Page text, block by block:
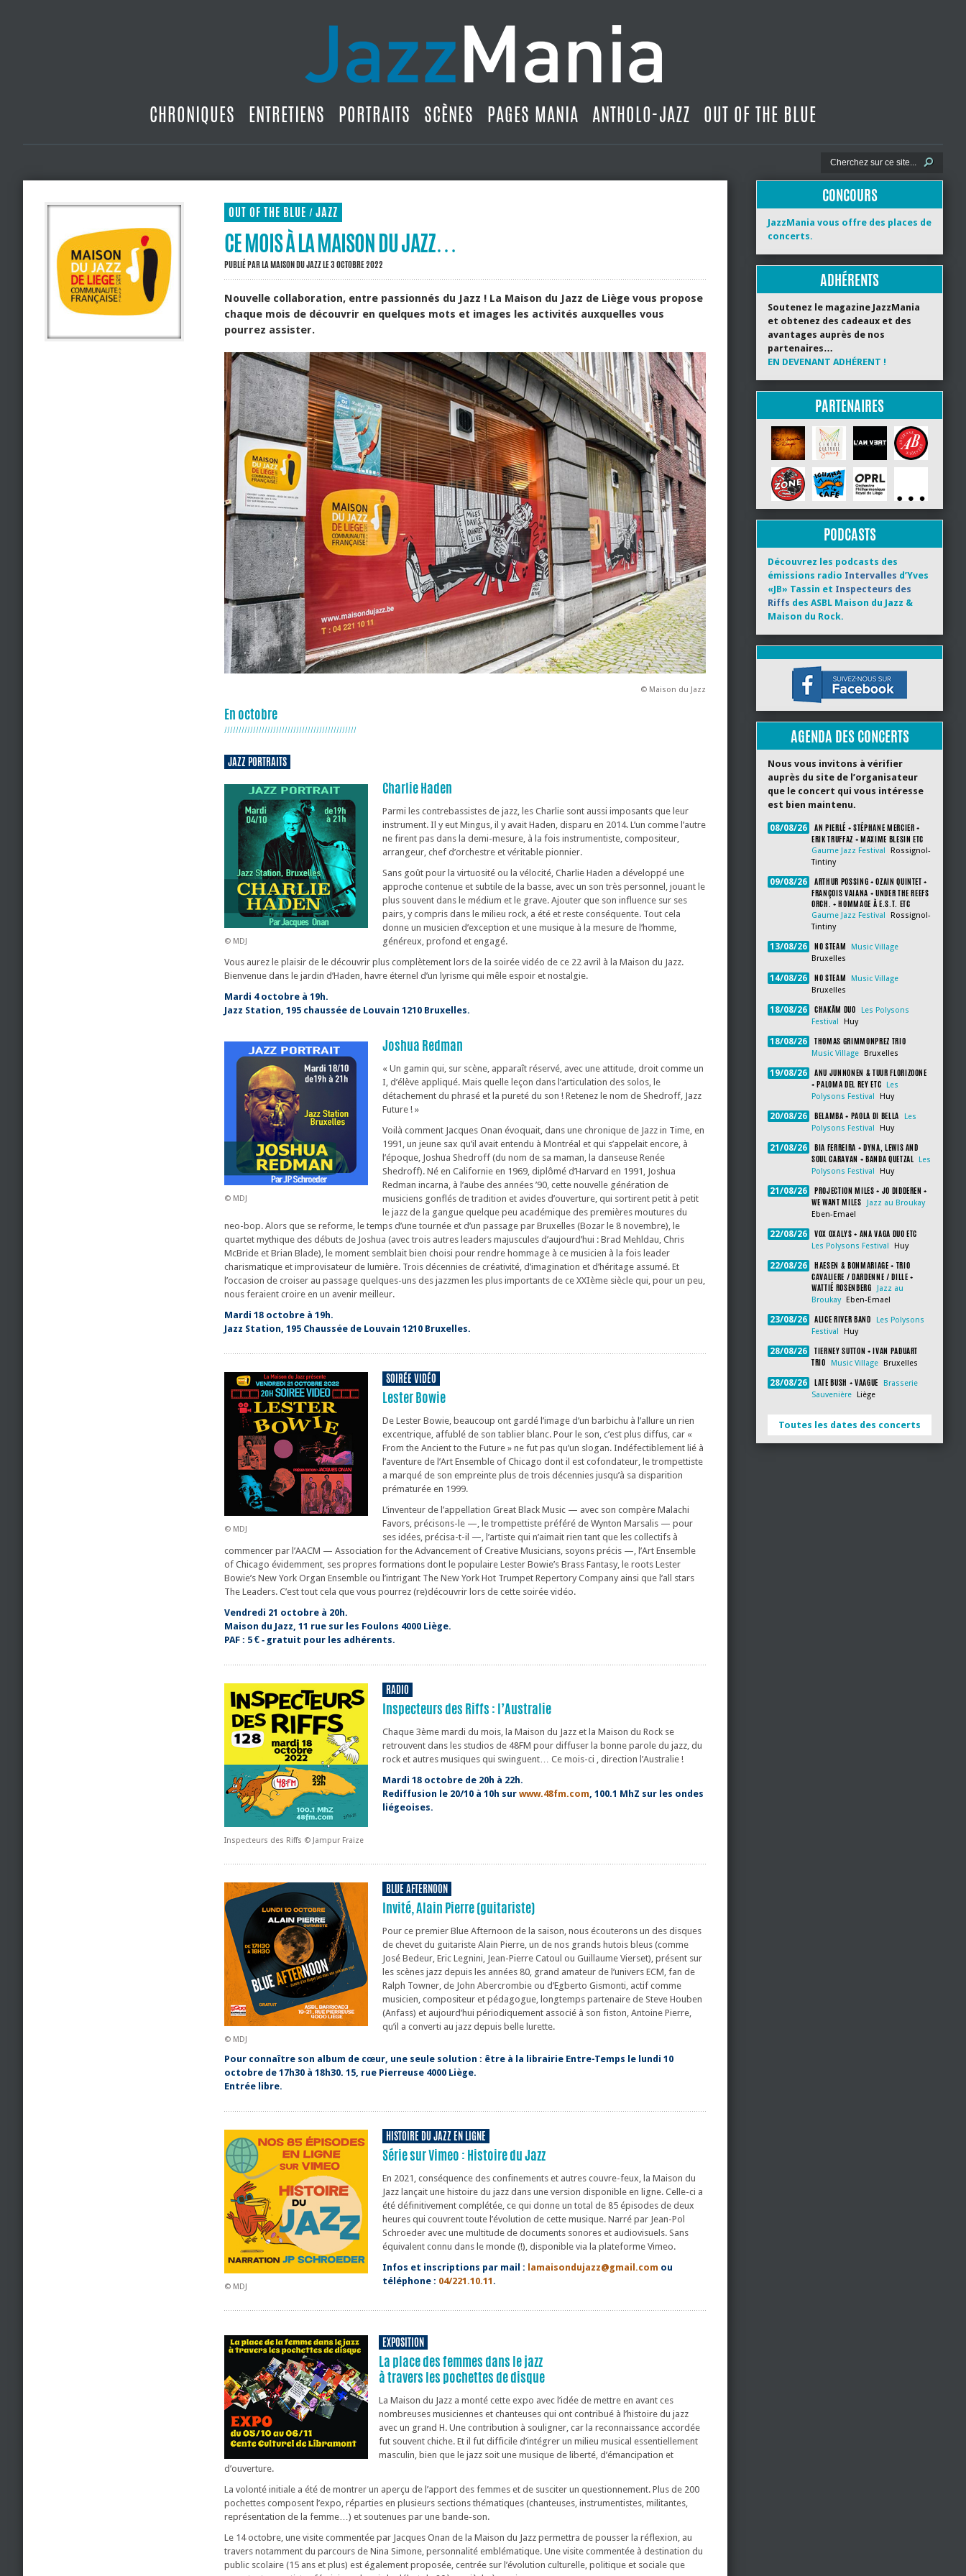
CHRONIQUES ENTRETIENS PORTRAITS SCÈNES PAGES MANIA ANTHOLO-JAZZ OUT OF THE BLUE
OUT OF THE BLUE / JAZZ
CE MOIS À LA MAISON DU JAZZ…
PUBLIÉ PARLA MAISON DU JAZZLE 3 OCTOBRE 2022
Nouvelle collaboration, entre passionnés du Jazz ! La Maison du Jazz de Liège vous propose
chaque mois de découvrir en quelques mots et images les activités auxquelles vous
pourrez assister.
© Maison du Jazz
En octobre
//////////////////////////////////////////////
JAZZ PORTRAITS
© MDJ
Charlie Haden
Parmi les contrebassistes de jazz, les Charlie sont aussi imposants que leur
instrument. Il y eut Mingus, il y avait Haden, disparu en 2014. L’un comme l’autre
ne firent pas dans la demi-mesure, à la fois instrumentiste, compositeur,
arrangeur, chef d’orchestre et véritable pionnier.
Sans goût pour la virtuosité ou la vélocité, Charlie Haden a développé une
approche contenue et subtile de la basse, avec un son très personnel, jouant le
plus souvent dans le médium et le grave. Ajouter que son influence sur ses
pairs, y compris dans le milieu rock, a été et reste conséquente. Tout cela
donne un musicien d’exception et une musique à la mesure de l’homme,
généreux, profond et engagé.
Vous aurez le plaisir de le découvrir plus complètement lors de la soirée vidéo de ce 22 avril à la Maison du Jazz.
Bienvenue dans le jardin d’Haden, havre éternel d’un lyrisme qui mêle espoir et nostalgie.
Mardi 4 octobre à 19h.
Jazz Station, 195 chaussée de Louvain 1210 Bruxelles.
© MDJ
Joshua Redman
« Un gamin qui, sur scène, apparaît réservé, avec une attitude, droit comme un
I, d’élève appliqué. Mais quelle leçon dans l’articulation des solos, le
détachement du phrasé et la pureté du son ! Retenez le nom de Shedroff, Jazz
Future ! »
Voilà comment Jacques Onan évoquait, dans une chronique de Jazz in Time, en
1991, un jeune sax qu’il avait entendu à Montréal et qui s’appelait encore, à
l’époque, Joshua Shedroff (du nom de sa maman, la danseuse Renée
Shedroff). Né en Californie en 1969, diplômé d’Harvard en 1991, Joshua
Redman incarna, à l’aube des années ’90, cette nouvelle génération de
musiciens gonflés de tradition et avides d’ouverture, qui sortirent petit à petit
le jazz de la gangue quelque peu académique des premières moutures du
neo-bop. Alors que se reforme, le temps d’une tournée et d’un passage par Bruxelles (Bozar le 8 novembre), le
quartet mythique des débuts de Joshua (avec trois autres leaders majuscules d’aujourd’hui : Brad Mehldau, Chris
McBride et Brian Blade), le moment semblait bien choisi pour rendre hommage à ce musicien à la fois leader
charismatique et improvisateur de lumière. Trois décennies de créativité, d’imagination et d’héritage assumé. Et
l’occasion de croiser au passage quelques-uns des jazzmen les plus importants de ce XXIème siècle qui, pour un peu,
nous feraient croire en un avenir meilleur.
Mardi 18 octobre à 19h.
Jazz Station, 195 Chaussée de Louvain 1210 Bruxelles.
© MDJ
SOIRÉE VIDÉO
Lester Bowie
De Lester Bowie, beaucoup ont gardé l’image d’un barbichu à l’allure un rien
excentrique, affublé de son tablier blanc. Pour le son, c’est plus diffus, car «
From the Ancient to the Future » ne fut pas qu’un slogan. Indéfectiblement lié à
l’aventure de l’Art Ensemble of Chicago dont il est cofondateur, le trompettiste
a marqué de son empreinte plus de trois décennies jusqu’à sa disparition
prématurée en 1999.
L’inventeur de l’appellation Great Black Music — avec son compère Malachi
Favors, précisons-le —, le trompettiste préféré de Wynton Marsalis — pour
ses idées, précisa-t-il —, l’artiste qui n’aimait rien tant que les collectifs à
commencer par l’AACM — Association for the Advancement of Creative Musicians, soyons précis —, l’Art Ensemble
of Chicago évidemment, ses propres formations dont le populaire Lester Bowie’s Brass Fantasy, le roots Lester
Bowie’s New York Organ Ensemble ou l’intrigant The New York Hot Trumpet Repertory Company ainsi que l’all stars
The Leaders. C’est tout cela que vous pourrez (re)découvrir lors de cette soirée vidéo.
Vendredi 21 octobre à 20h.
Maison du Jazz, 11 rue sur les Foulons 4000 Liège.
PAF : 5 € ‐ gratuit pour les adhérents.
Inspecteurs des Riffs © Jampur Fraize
RADIO
Inspecteurs des Riffs : l’Australie
Chaque 3ème mardi du mois, la Maison du Jazz et la Maison du Rock se
retrouvent dans les studios de 48FM pour diffuser la bonne parole du jazz, du
rock et autres musiques qui swinguent… Ce mois-ci , direction l’Australie !
Mardi 18 octobre de 20h à 22h.
Rediffusion le 20/10 à 10h sur www.48fm.com , 100.1 MhZ sur les ondes
liégeoises.
© MDJ
BLUE AFTERNOON
Invité, Alain Pierre (guitariste)
Pour ce premier Blue Afternoon de la saison, nous écouterons un des disques
de chevet du guitariste Alain Pierre, un de nos grands hutois bleus (comme
José Bedeur, Eric Legnini, Jean-Pierre Catoul ou Guillaume Vierset), présent sur
les scènes jazz depuis les années 80, grand amateur de l’univers ECM, fan de
Ralph Towner, de John Abercrombie ou d’Egberto Gismonti, actif comme
musicien, compositeur et pédagogue, longtemps partenaire de Steve Houben
(Anfass) et aujourd’hui périodiquement associé à son fiston, Antoine Pierre,
qu’il a converti au jazz depuis belle lurette.
Pour connaître son album de cœur, une seule solution : être à la librairie Entre-Temps le lundi 10
octobre de 17h30 à 18h30. 15, rue Pierreuse 4000 Liège.
Entrée libre.
© MDJ
HISTOIRE DU JAZZ EN LIGNE
Série sur Vimeo : Histoire du Jazz
En 2021, conséquence des confinements et autres couvre-feux, la Maison du
Jazz lançait une histoire du jazz dans une version disponible en ligne. Celle-ci a
été définitivement complétée, ce qui donne un total de 85 épisodes de deux
heures qui couvrent toute l’évolution de cette musique. Narré par Jean-Pol
Schroeder avec une multitude de documents sonores et audiovisuels. Sans
équivalent connu dans le monde (!), disponible via la plateforme Vimeo.
Infos et inscriptions par mail : lamaisondujazz@gmail.com ou
téléphone : 04/221.10.11 .
EXPOSITION
La place des femmes dans le jazz
à travers les pochettes de disque
La Maison du Jazz a monté cette expo avec l’idée de mettre en avant ces
nombreuses musiciennes et chanteuses qui ont contribué à l’histoire du jazz
avec un grand H. Une contribution à souligner, car la reconnaissance accordée
fut souvent chiche. Et il fut difficile d’intégrer un milieu musical essentiellement
masculin, bien que le jazz soit une musique de liberté, d’émancipation et
d’ouverture.
La volonté initiale a été de montrer un aperçu de l’apport des femmes et de susciter un questionnement. Plus de 200
pochettes composent l’expo, réparties en plusieurs sections thématiques (chanteuses, instrumentistes, militantes,
représentation de la femme…) et soutenues par une bande-son.
Le 14 octobre, une visite commentée par Jacques Onan de la Maison du Jazz permettra de pousser la réflexion, au
travers notamment du parcours de Nina Simone, personnalité emblématique. Une visite commentée à destination du
public scolaire (15 ans et plus) est également proposée, centrée sur l’évolution culturelle, politique et sociale que
CONCOURS
JazzMania vous offre des places de
concerts.
ADHÉRENTS
Soutenez le magazine JazzMania
et obtenez des cadeaux et des
avantages auprès de nos
partenaires…
EN DEVENANT ADHÉRENT !
PARTENAIRES
PODCASTS
Découvrez les podcasts des
émissions radio Intervalles d’Yves
«JB» Tassin et Inspecteurs des
Riffs des ASBL Maison du Jazz &
Maison du Rock.
AGENDA DES CONCERTS
Nous vous invitons à vérifier
auprès du site de l’organisateur
que le concert qui vous intéresse
est bien maintenu.
08/08/26
AN PIERLÉ + STÉPHANE MERCIER +
ERIK TRUFFAZ + MAXIME BLESIN ETC
Gaume Jazz Festival
Rossignol-
Tintiny
09/08/26
ARTHUR POSSING + OZAIN QUINTET +
FRANÇOIS VAIANA + UNDER THE REEFS
ORCH. + HOMMAGE À E.S.T. ETC
Gaume Jazz Festival
Rossignol-
Tintiny
13/08/26 NO STEAM
Music Village
Bruxelles
14/08/26 NO STEAM
Music Village
Bruxelles
18/08/26 CHAKÂM DUO
Les Polysons
Festival
Huy
18/08/26 THOMAS GRIMMONPREZ TRIO
Music Village Bruxelles
19/08/26
ANU JUNNONEN & TUUR FLORIZOONE
+ PALOMA DEL REY ETC
Les
Polysons Festival
Huy
20/08/26 BELAMBA + PAOLA DI BELLA
Les
Polysons Festival
Huy
21/08/26
BIA FERREIRA + DYNA, LEWIS AND
SOUL CARAVAN + BANDA QUETZAL
Les
Polysons Festival
Huy
21/08/26
PROJECTION MILES + JO DIDDEREN +
WE WANT MILES
Jazz au Broukay
Eben-Emael
22/08/26 VOX OXALYS + ANA VAGA DUO ETC
Les Polysons Festival Huy
22/08/26
HAESEN & BONMARIAGE + TRIO
CAVALIERE / DARDENNE / DILLE +
WATTIÉ ROSENBERG
Jazz au
Broukay
Eben-Emael
23/08/26 ALICE RIVER BAND
Les Polysons
Festival
Huy
28/08/26
TIERNEY SUTTON + IVAN PADUART
TRIO
Music Village Bruxelles
28/08/26 LATE BUSH + VAAGUE
Brasserie
Sauvenière
Liège
Toutes les dates des concerts